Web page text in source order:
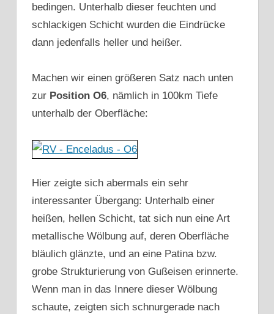
bedingen. Unterhalb dieser feuchten und
schlackigen Schicht wurden die Eindrücke
dann jedenfalls heller und heißer.
Machen wir einen größeren Satz nach unten
zur Position O6, nämlich in 100km Tiefe
unterhalb der Oberfläche:
Hier zeigte sich abermals ein sehr
interessanter Übergang: Unterhalb einer
heißen, hellen Schicht, tat sich nun eine Art
metallische Wölbung auf, deren Oberfläche
bläulich glänzte, und an eine Patina bzw.
grobe Strukturierung von Gußeisen erinnerte.
Wenn man in das Innere dieser Wölbung
schaute, zeigten sich schnurgerade nach